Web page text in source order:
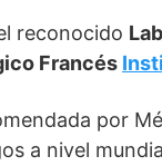
reconocido
Francés
por
a nivel